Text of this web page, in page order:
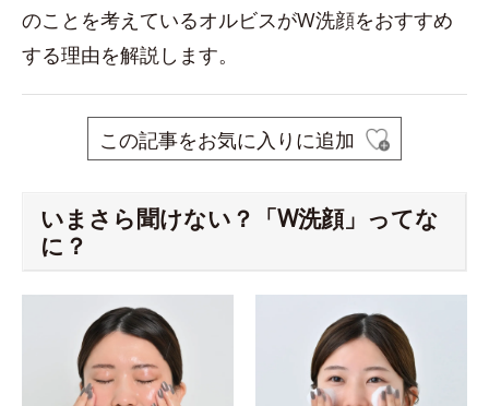
のことを考えているオルビスがW洗顔をおすすめ
する理由を解説します。
この記事をお気に入りに追加
いまさら聞けない？「W洗顔」ってな
に？